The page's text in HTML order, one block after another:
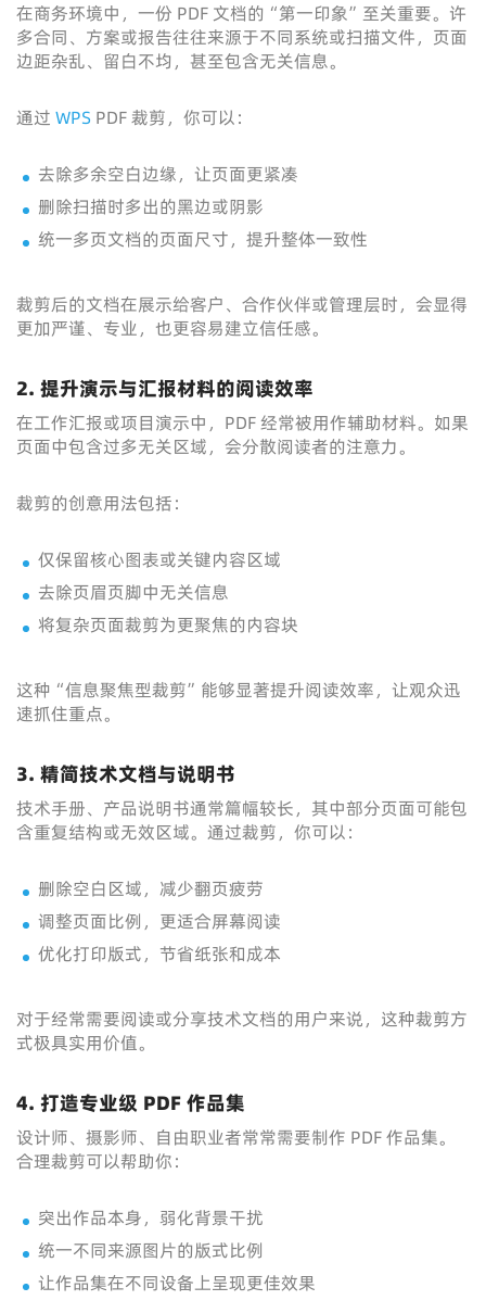
在商务环境中，一份 PDF 文档的“第一印象”至关重要。许
多合同、方案或报告往往来源于不同系统或扫描文件，页面
边距杂乱、留白不均，甚至包含无关信息。
通过 WPS PDF 裁剪，你可以：
去除多余空白边缘，让页面更紧凑
删除扫描时多出的黑边或阴影
统一多页文档的页面尺寸，提升整体一致性
裁剪后的文档在展示给客户、合作伙伴或管理层时，会显得
更加严谨、专业，也更容易建立信任感。
2. 提升演示与汇报材料的阅读效率
在工作汇报或项目演示中，PDF 经常被用作辅助材料。如果
页面中包含过多无关区域，会分散阅读者的注意力。
裁剪的创意用法包括：
仅保留核心图表或关键内容区域
去除页眉页脚中无关信息
将复杂页面裁剪为更聚焦的内容块
这种“信息聚焦型裁剪”能够显著提升阅读效率，让观众迅
速抓住重点。
3. 精简技术文档与说明书
技术手册、产品说明书通常篇幅较长，其中部分页面可能包
含重复结构或无效区域。通过裁剪，你可以：
删除空白区域，减少翻页疲劳
调整页面比例，更适合屏幕阅读
优化打印版式，节省纸张和成本
对于经常需要阅读或分享技术文档的用户来说，这种裁剪方
式极具实用价值。
4. 打造专业级 PDF 作品集
设计师、摄影师、自由职业者常常需要制作 PDF 作品集。
合理裁剪可以帮助你：
突出作品本身，弱化背景干扰
统一不同来源图片的版式比例
让作品集在不同设备上呈现更佳效果